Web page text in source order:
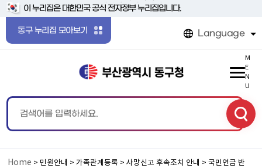
본문 바로가기
메인메뉴 바로가기
이 누리집은 대한민국 공식 전자정부 누리집입니다.
동구 누리집 모아보기 Language
M
E
N
U
Home > 민원안내 > 가족관계등록 > 사망신고 후속조치 안내 > 국민연금 반